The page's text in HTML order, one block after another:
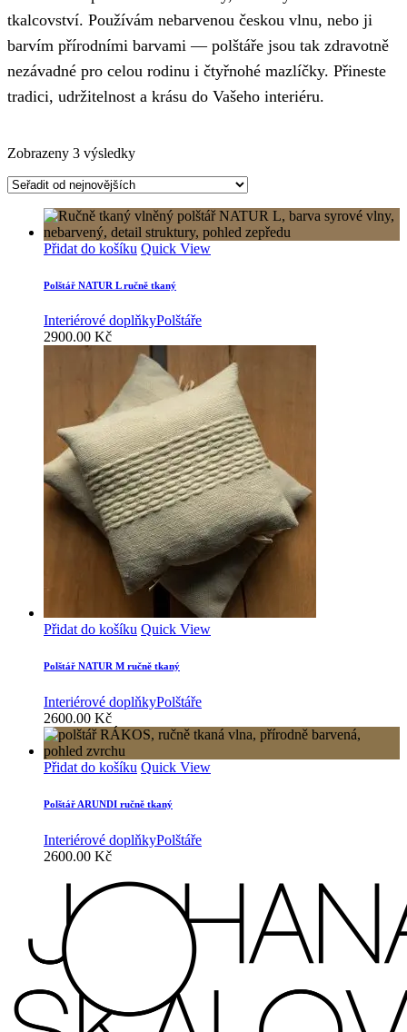
tkalcovství. Používám nebarvenou českou vlnu, nebo ji
barvím přírodními barvami — polštáře jsou tak zdravotně
nezávadné pro celou rodinu i čtyřnohé mazlíčky. Přineste
tradici, udržitelnost a krásu do Vašeho interiéru.
Zobrazeny 3 výsledkySeřazeno
nejnovějších
Přidat do košíku Quick View
Polštář NATUR L ručně tkaný
Interiérové doplňkyPolštáře
2900.00 Kč
Přidat do košíku Quick View
Polštář NATUR M ručně tkaný
Interiérové doplňkyPolštáře
2600.00 Kč
Přidat do košíku Quick View
Polštář ARUNDI ručně tkaný
Interiérové doplňkyPolštáře
2600.00 Kč